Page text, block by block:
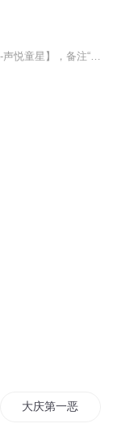
大庆第一恶